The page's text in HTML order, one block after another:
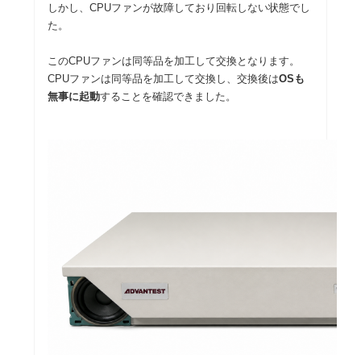
しかし、CPUファンが故障しており回転しない状態でし
た。
このCPUファンは同等品を加工して交換となります。
CPUファンは同等品を加工して交換し、交換後はOSも
無事に起動することを確認できました。